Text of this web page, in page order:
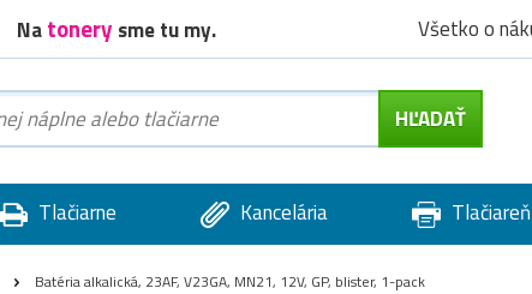
Natonery sme tu my. Všetko o
Tlačiarne Kancelária
Batéria alkalická, 23AF, V23GA, MN21, 12V, GP, blister, 1-pack